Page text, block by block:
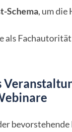
Schema, um die
als